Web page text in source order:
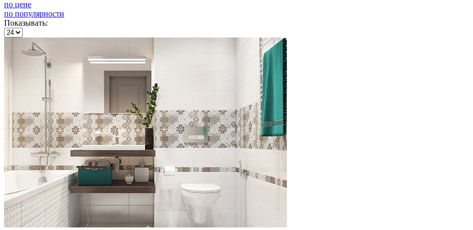
по цене
по популярности
Показывать: